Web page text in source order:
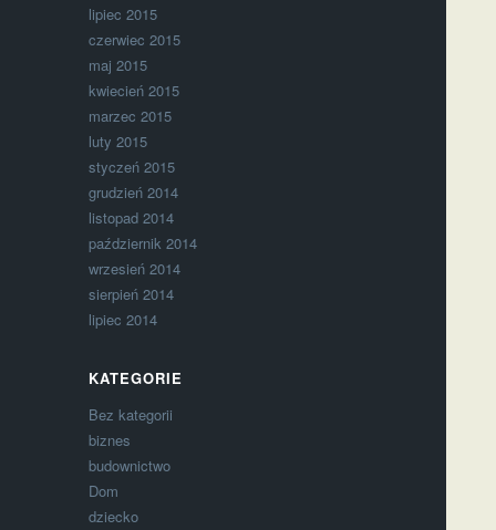
lipiec 2015
czerwiec 2015
maj 2015
kwiecień 2015
marzec 2015
luty 2015
styczeń 2015
grudzień 2014
listopad 2014
październik 2014
wrzesień 2014
sierpień 2014
lipiec 2014
KATEGORIE
Bez kategorii
biznes
budownictwo
Dom
dziecko